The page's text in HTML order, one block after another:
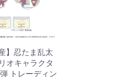
】忍たま乱太
オキャラクタ
トレーディン